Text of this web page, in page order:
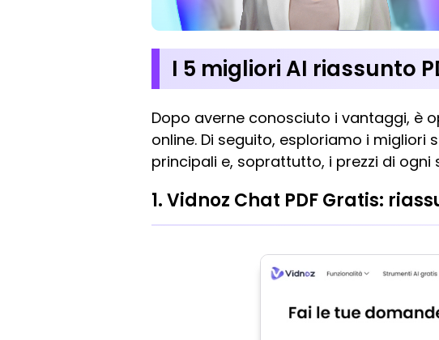
I 5 migliori AI riassunto
Dopo averne conosciuto i vantaggi, è
online. Di seguito, esploriamo i
principali e, soprattutto, i prezzi di ogni
1. Vidnoz Chat PDF Gratis: